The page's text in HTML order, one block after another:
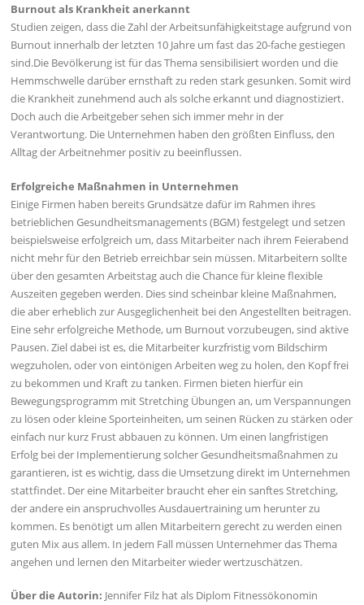
Burnout als Krankheit anerkannt
Studien zeigen, dass die Zahl der Arbeitsunfähigkeitstage aufgrund von
Burnout innerhalb der letzten 10 Jahre um fast das 20-fache gestiegen
sind.Die Bevölkerung ist für das Thema sensibilisiert worden und die
Hemmschwelle darüber ernsthaft zu reden stark gesunken. Somit wird
die Krankheit zunehmend auch als solche erkannt und diagnostiziert.
Doch auch die Arbeitgeber sehen sich immer mehr in der
Verantwortung. Die Unternehmen haben den größten Einfluss, den
Alltag der Arbeitnehmer positiv zu beeinflussen.
Erfolgreiche Maßnahmen in Unternehmen
Einige Firmen haben bereits Grundsätze dafür im Rahmen ihres
betrieblichen Gesundheitsmanagements (BGM) festgelegt und setzen
beispielsweise erfolgreich um, dass Mitarbeiter nach ihrem Feierabend
nicht mehr für den Betrieb erreichbar sein müssen. Mitarbeitern sollte
über den gesamten Arbeitstag auch die Chance für kleine flexible
Auszeiten gegeben werden. Dies sind scheinbar kleine Maßnahmen,
die aber erheblich zur Ausgeglichenheit bei den Angestellten beitragen.
Eine sehr erfolgreiche Methode, um Burnout vorzubeugen, sind aktive
Pausen. Ziel dabei ist es, die Mitarbeiter kurzfristig vom Bildschirm
wegzuholen, oder von eintönigen Arbeiten weg zu holen, den Kopf frei
zu bekommen und Kraft zu tanken. Firmen bieten hierfür ein
Bewegungsprogramm mit Stretching Übungen an, um Verspannungen
zu lösen oder kleine Sporteinheiten, um seinen Rücken zu stärken oder
einfach nur kurz Frust abbauen zu können. Um einen langfristigen
Erfolg bei der Implementierung solcher Gesundheitsmaßnahmen zu
garantieren, ist es wichtig, dass die Umsetzung direkt im Unternehmen
stattfindet. Der eine Mitarbeiter braucht eher ein sanftes Stretching,
der andere ein anspruchvolles Ausdauertraining um herunter zu
kommen. Es benötigt um allen Mitarbeitern gerecht zu werden einen
guten Mix aus allem. In jedem Fall müssen Unternehmer das Thema
angehen und lernen den Mitarbeiter wieder wertzuschätzen.
Über die Autorin: Jennifer Filz hat als Diplom Fitnessökonomin